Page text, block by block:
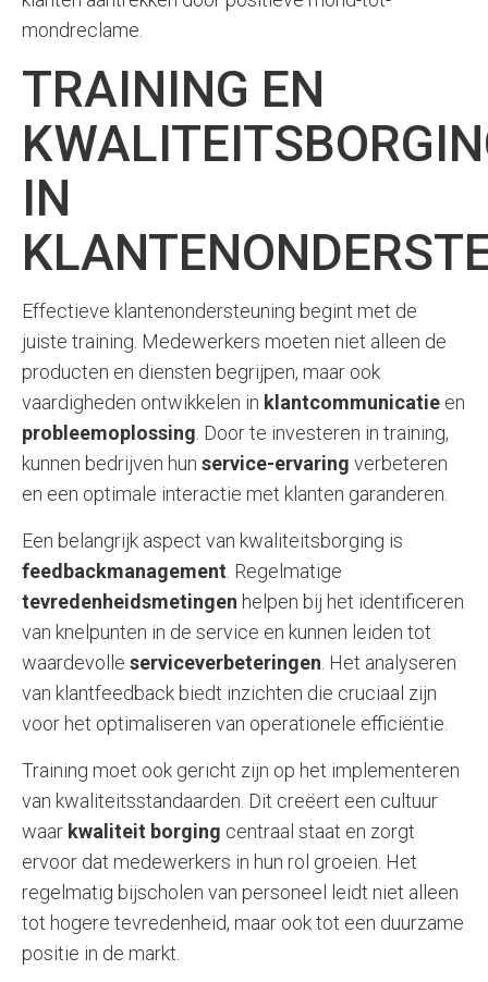
mondreclame.
TRAINING EN
IN
Effectieve klantenondersteuning begint met de
juiste training. Medewerkers moeten niet alleen de
producten en diensten begrijpen, maar ook
vaardigheden ontwikkelen in klantcommunicatie en
probleemoplossing . Door te investeren in training,
kunnen bedrijven hun service-ervaring verbeteren
en een optimale interactie met klanten garanderen.
Een belangrijk aspect van kwaliteitsborging is
feedbackmanagement . Regelmatige
tevredenheidsmetingen helpen bij het identificeren
van knelpunten in de service en kunnen leiden tot
waardevolle serviceverbeteringen . Het analyseren
van klantfeedback biedt inzichten die cruciaal zijn
voor het optimaliseren van operationele efficiëntie.
Training moet ook gericht zijn op het implementeren
van kwaliteitsstandaarden. Dit creëert een cultuur
waar kwaliteit borging centraal staat en zorgt
ervoor dat medewerkers in hun rol groeien. Het
regelmatig bijscholen van personeel leidt niet alleen
tot hogere tevredenheid, maar ook tot een duurzame
positie in de markt.